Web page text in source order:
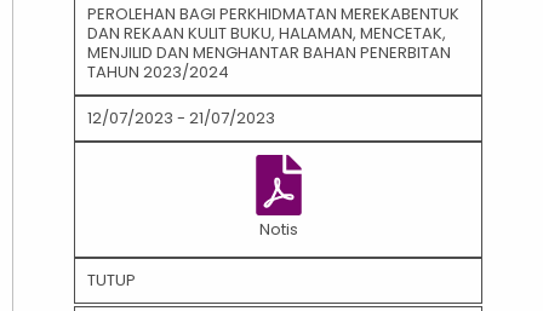
PEROLEHAN BAGI PERKHIDMATAN MEREKABENTUK
DAN REKAAN KULIT BUKU, HALAMAN, MENCETAK,
MENJILID DAN MENGHANTAR BAHAN PENERBITAN
TAHUN 2023/2024
12/07/2023 - 21/07/2023
Notis
TUTUP